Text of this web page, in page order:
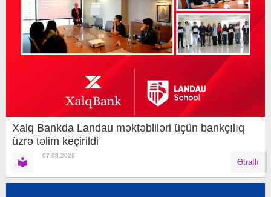
Xalq Bankda Landau məktəbliləri üçün bankçılıq
üzrə təlim keçirildi
07.08.2026
Ətraflı